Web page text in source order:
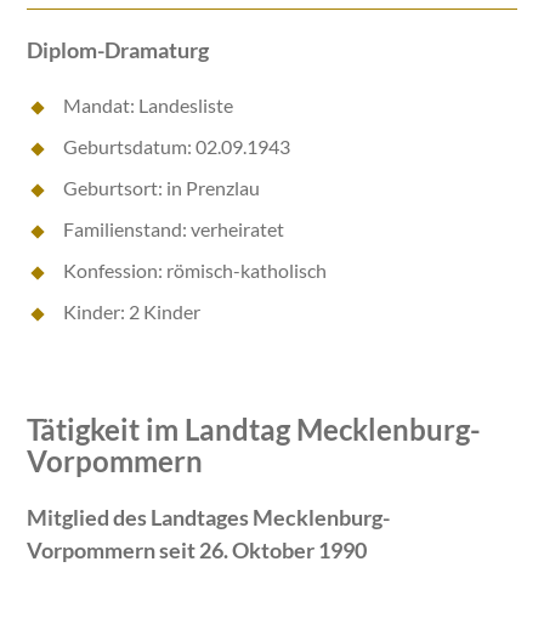
Diplom-Dramaturg
Mandat: Landesliste
Geburtsdatum: 02.09.1943
Geburtsort: in Prenzlau
Familienstand: verheiratet
Konfession: römisch-katholisch
Kinder: 2 Kinder
Tätigkeit im Landtag Mecklenburg-
Vorpommern
Mitglied des Landtages Mecklenburg-
Vorpommern seit 26. Oktober 1990